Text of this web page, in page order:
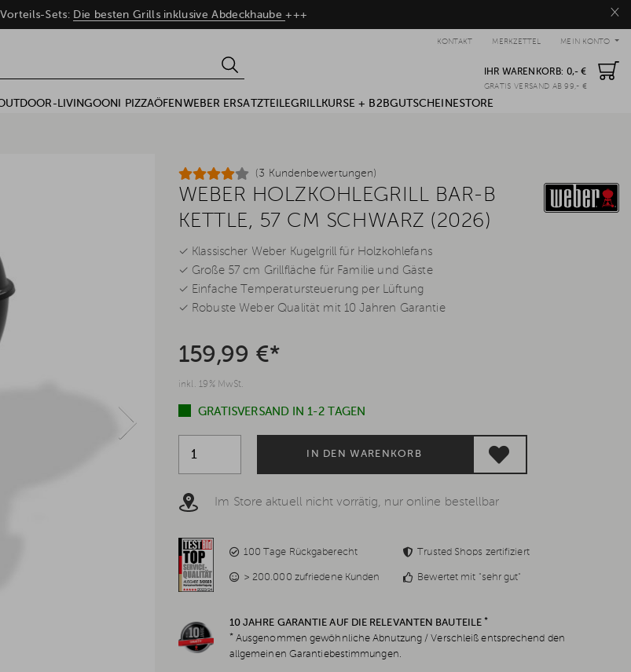
×
Sets: Die besten Grills inklusive Abdeckhaube+++
MEIN KONTO
MERKZETTEL
KONTAKT
IHR WARENKORB: 0,- €
GRATIS VERSAND AB 99,- €
LIVINGOONI PIZZAÖFEN WEBER ERSATZTEILEGRILLKURSE + B2BGUTSCHEINESTORE
(3 Kundenbewertungen)
WEBER HOLZKOHLEGRILL BAR-B
KETTLE, 57 CM SCHWARZ (2026)
✓ Klassischer Weber Kugelgrill für Holzkohlefans
✓ Große 57 cm Grillfläche für Familie und Gäste
✓ Einfache Temperatursteuerung per Lüftung
✓ Robuste Weber Qualität mit 10 Jahren Garantie
159,99 €*
inkl. 19% MwSt.
GRATISVERSAND IN 1-2 TAGEN
IN DEN WARENKORB
Im Store aktuell nicht vorrätig, nur online bestellbar
100 Tage Rückgaberecht Trusted Shops zertifiziert
> 200.000 zufriedene Kunden Bewertet mit "sehr gut"
10 JAHRE GARANTIE AUF DIE RELEVANTEN BAUTEILE *
* Ausgenommen gewöhnliche Abnutzung / Verschleiß entsprechend den
allgemeinen Garantiebestimmungen.